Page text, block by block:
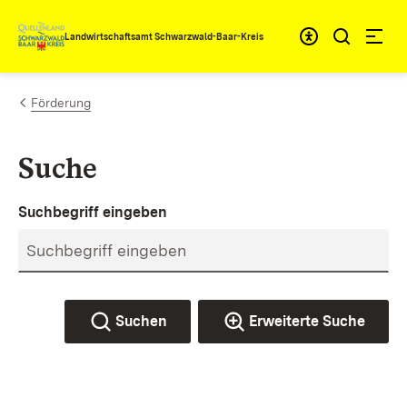
Zum Inhalt springen
Landwirtschaftsamt Schwarzwald-Baar-Kreis
Förderung
Suche
Suchbegriff eingeben
Suchen Erweiterte Suche